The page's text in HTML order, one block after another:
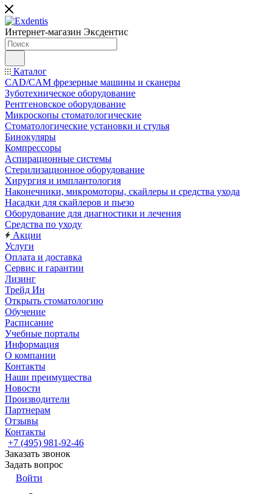
Интернет-магазин Эксдентис
Каталог
CAD/CAM фрезерные машины и сканеры
Зуботехническое оборудование
Рентгеновское оборудование
Микроскопы стоматологические
Стоматологические установки и стулья
Бинокуляры
Компрессоры
Аспирационные системы
Стерилизационное оборудование
Хирургия и имплантология
Наконечники, микромоторы, скайлеры и средства ухода
Насадки для скайлеров и пьезо
Оборудование для диагностики и лечения
Средства по уходу
Акции
Услуги
Оплата и доставка
Сервис и гарантии
Лизинг
Трейд Ин
Открыть стоматологию
Обучение
Расписание
Учебные порталы
Информация
О компании
Контакты
Наши преимущества
Новости
Производители
Партнерам
Отзывы
Контакты
+7 (495) 981-92-46
Заказать звонок
Задать вопрос
Войти